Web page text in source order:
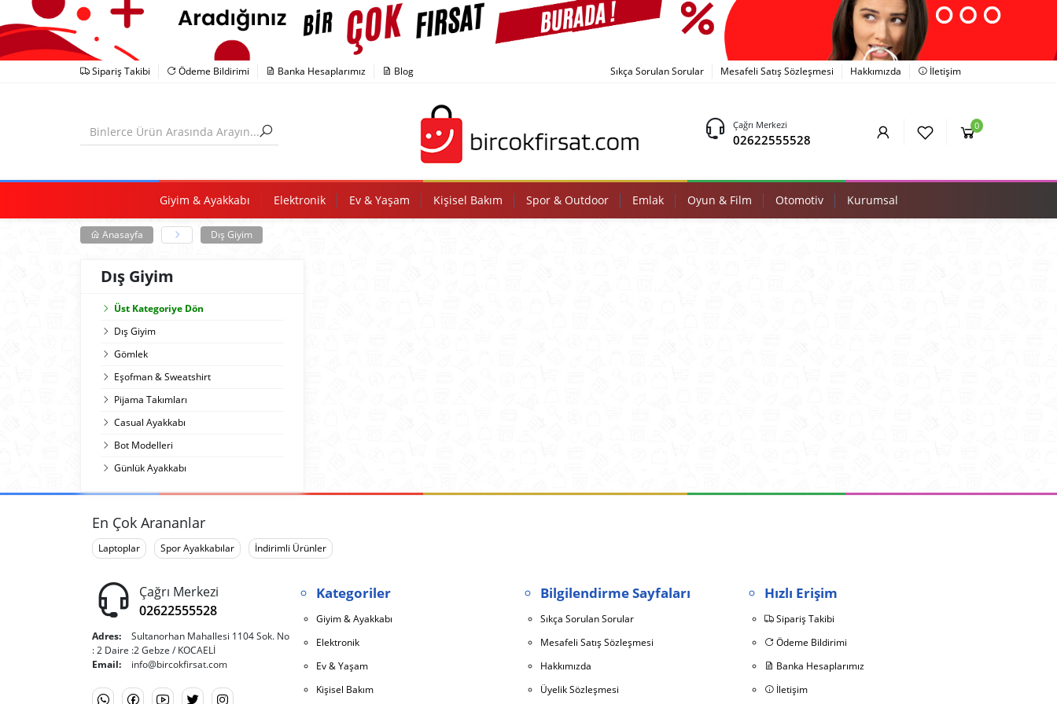
Sipariş Takibi Ödeme Bildirimi Banka Hesaplarımız Blog Sıkça Sorulan Sorular Mesafeli Satış Sözleşmesi Hakkımızda İletişim
Çağrı Merkezi
02622555528
0
Giyim & Ayakkabı Elektronik Ev & Yaşam Kişisel Bakım Spor & Outdoor Emlak Oyun & Film Otomotiv Kurumsal
Anasayfa Dış Giyim
Dış Giyim
Üst Kategoriye Dön
Dış Giyim
Gömlek
Eşofman & Sweatshirt
Pijama Takımları
Casual Ayakkabı
Bot Modelleri
Günlük Ayakkabı
En Çok Arananlar
Laptoplar Spor Ayakkabılar İndirimli Ürünler
Çağrı Merkezi
02622555528
Adres:
Sultanorhan Mahallesi 1104 Sok. No
: 2 Daire :2 Gebze / KOCAELİ
Email:
info@bircokfirsat.com
Kategoriler
Giyim & Ayakkabı
Elektronik
Ev & Yaşam
Kişisel Bakım
Bilgilendirme Sayfaları
Sıkça Sorulan Sorular
Mesafeli Satış Sözleşmesi
Hakkımızda
Üyelik Sözleşmesi
Hızlı Erişim
Sipariş Takibi
Ödeme Bildirimi
Banka Hesaplarımız
İletişim